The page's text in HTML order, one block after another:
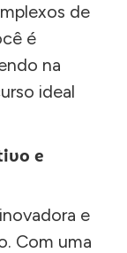
de
é
na
ideal
e
e
Com uma